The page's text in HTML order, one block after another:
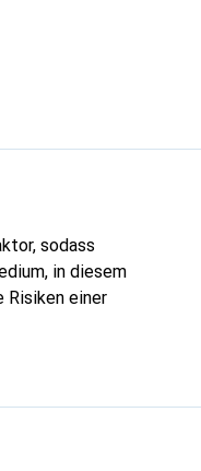
sodass
in diesem
Risiken einer